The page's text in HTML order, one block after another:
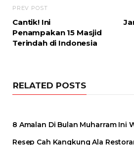
PREV POST
Cantik! Ini
Penampakan 15 Masjid
Terindah di Indonesia
RELATED POSTS
8 Amalan Di Bulan Muharram Ini
Resep Cah Kangkung Ala